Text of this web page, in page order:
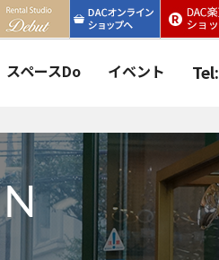
スペースDo イベント Tel: